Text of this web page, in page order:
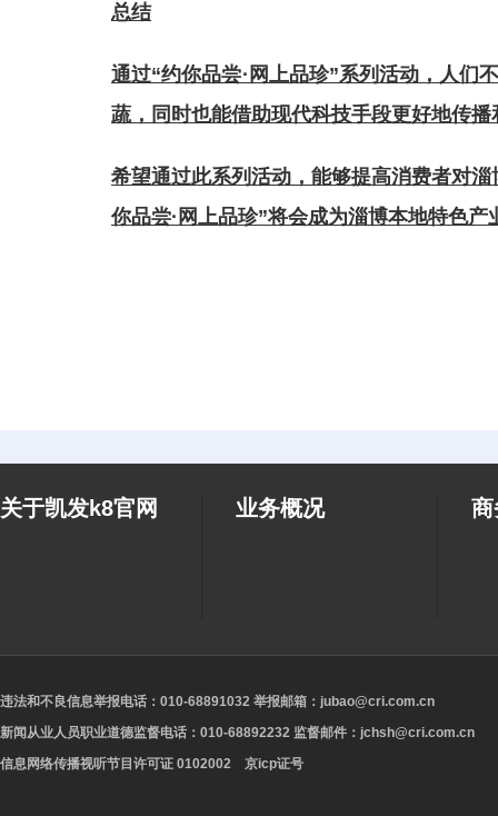
总结
通过“约你品尝·网上品珍”系列活动，人们
蔬，同时也能借助现代科技手段更好地传
希望通过此系列活动，能够提高消费者对
你品尝·网上品珍”将会成为淄博本地特色产
关于凯发k8官网 业务概况 商
违法和不良信息举报电话：010-68891032 举报邮箱： jubao@cri.com.cn
新闻从业人员职业道德监督电话：010-68892232 监督邮件： jchsh@cri.com.cn
信息网络传播视听节目许可证 0102002 京icp证号